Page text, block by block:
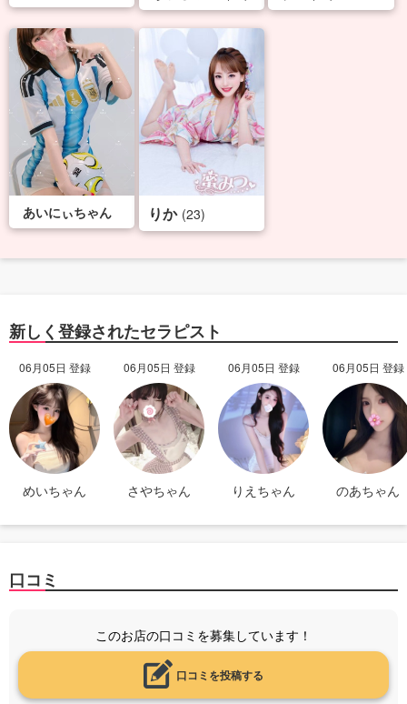
あいにぃちゃん りか (23)
新しく登録されたセラピスト
06月05日 登録
めいちゃん
06月05日 登録
さやちゃん
06月05日 登録
りえちゃん
06月05日 登録
のあちゃん
口コミ
このお店の口コミを募集しています！
口コミを投稿する